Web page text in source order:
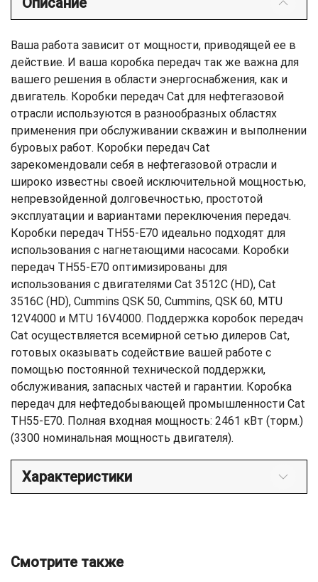
Ваша работа зависит от мощности, приводящей ее в
действие. И ваша коробка передач так же важна для
вашего решения в области энергоснабжения, как и
двигатель. Коробки передач Cat для нефтегазовой
отрасли используются в разнообразных областях
применения при обслуживании скважин и выполнении
буровых работ. Коробки передач Cat
зарекомендовали себя в нефтегазовой отрасли и
широко известны своей исключительной мощностью,
непревзойденной долговечностью, простотой
эксплуатации и вариантами переключения передач.
Коробки передач TH55-E70 идеально подходят для
использования с нагнетающими насосами. Коробки
передач TH55-E70 оптимизированы для
использования с двигателями Cat 3512C (HD), Cat
3516C (HD), Cummins QSK 50, Cummins, QSK 60, MTU
12V4000 и MTU 16V4000. Поддержка коробок передач
Cat осуществляется всемирной сетью дилеров Cat,
готовых оказывать содействие вашей работе с
помощью постоянной технической поддержки,
обслуживания, запасных частей и гарантии. Коробка
передач для нефтедобывающей промышленности Cat
TH55-E70. Полная входная мощность: 2461 кВт (торм.)
(3300 номинальная мощность двигателя).
Характеристики
Смотрите также